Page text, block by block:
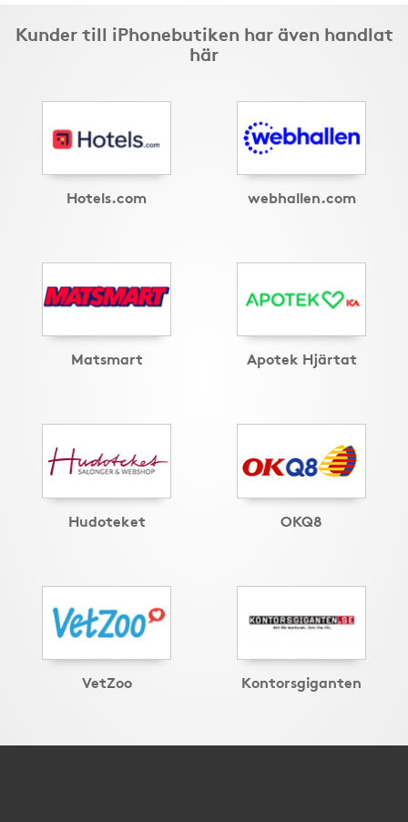
Kunder till iPhonebutiken har även handlat
här
Hotels.com webhallen.com
Matsmart Apotek Hjärtat
Hudoteket OKQ8
VetZoo Kontorsgiganten